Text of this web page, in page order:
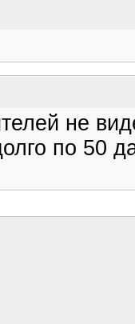
не
по 50